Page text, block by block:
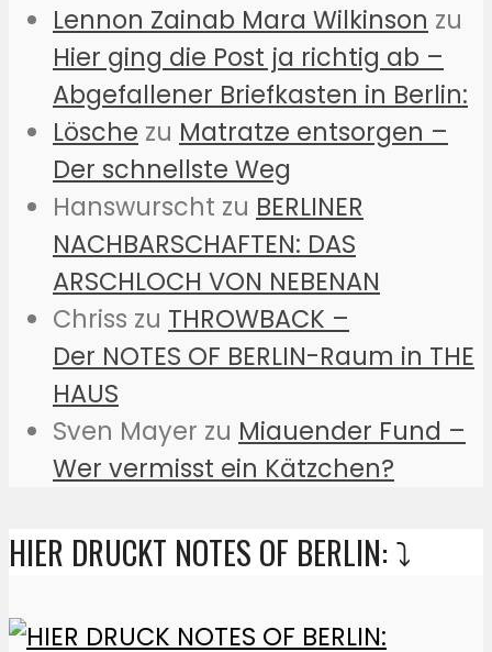
Lennon Zainab Mara Wilkinson zu
Hier ging die Post ja richtig ab –
Abgefallener Briefkasten in Berlin:
Lösche zu Matratze entsorgen –
Der schnellste Weg
Hanswurscht zu BERLINER
NACHBARSCHAFTEN: DAS
ARSCHLOCH VON NEBENAN
Chriss zu THROWBACK –
Der NOTES OF BERLIN-Raum in THE
HAUS
Sven Mayer zu Miauender Fund –
Wer vermisst ein Kätzchen?
HIER DRUCKT NOTES OF BERLIN: ⤵️